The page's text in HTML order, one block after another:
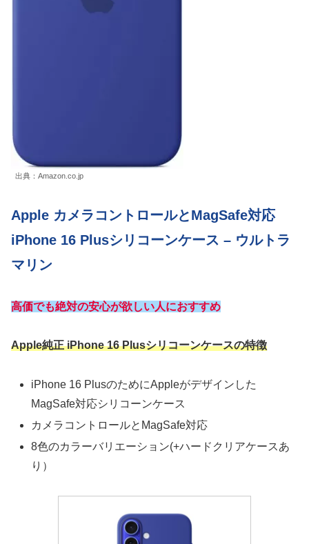
出典：Amazon.co.jp
Apple カメラコントロールとMagSafe対応
iPhone 16 Plusシリコーンケース – ウルトラ
マリン
高価でも絶対の安心が欲しい人におすすめ
Apple純正 iPhone 16 Plusシリコーンケースの特徴
iPhone 16 PlusのためにAppleがデザインした
MagSafe対応シリコーンケース
カメラコントロールとMagSafe対応
8色のカラーバリエーション(+ハードクリアケースあ
り）